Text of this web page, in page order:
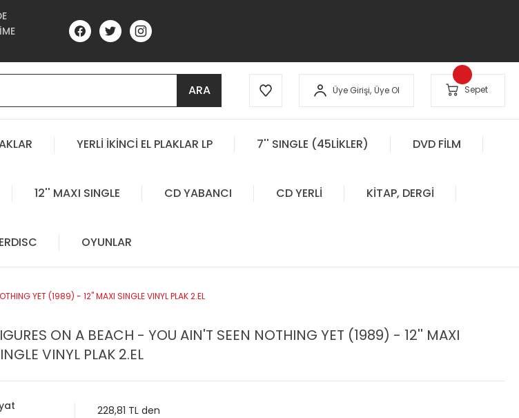
ARA Üye Girişi, Üye Ol Sepet
YERLİ İKİNCİ EL PLAKLAR LP 7'' SINGLE (45LİKLER) DVD FİLM
12'' MAXI SINGLE CD YABANCI CD YERLİ KİTAP, DERGİ
OYUNLAR
YET (1989) - 12'' MAXI SINGLE VINYL PLAK 2.EL
ON A BEACH - YOU AIN'T SEEN NOTHING YET (1989) - 12'' MAXI
VINYL PLAK 2.EL
228,81 TL den